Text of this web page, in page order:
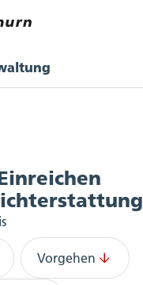
Vorgehen